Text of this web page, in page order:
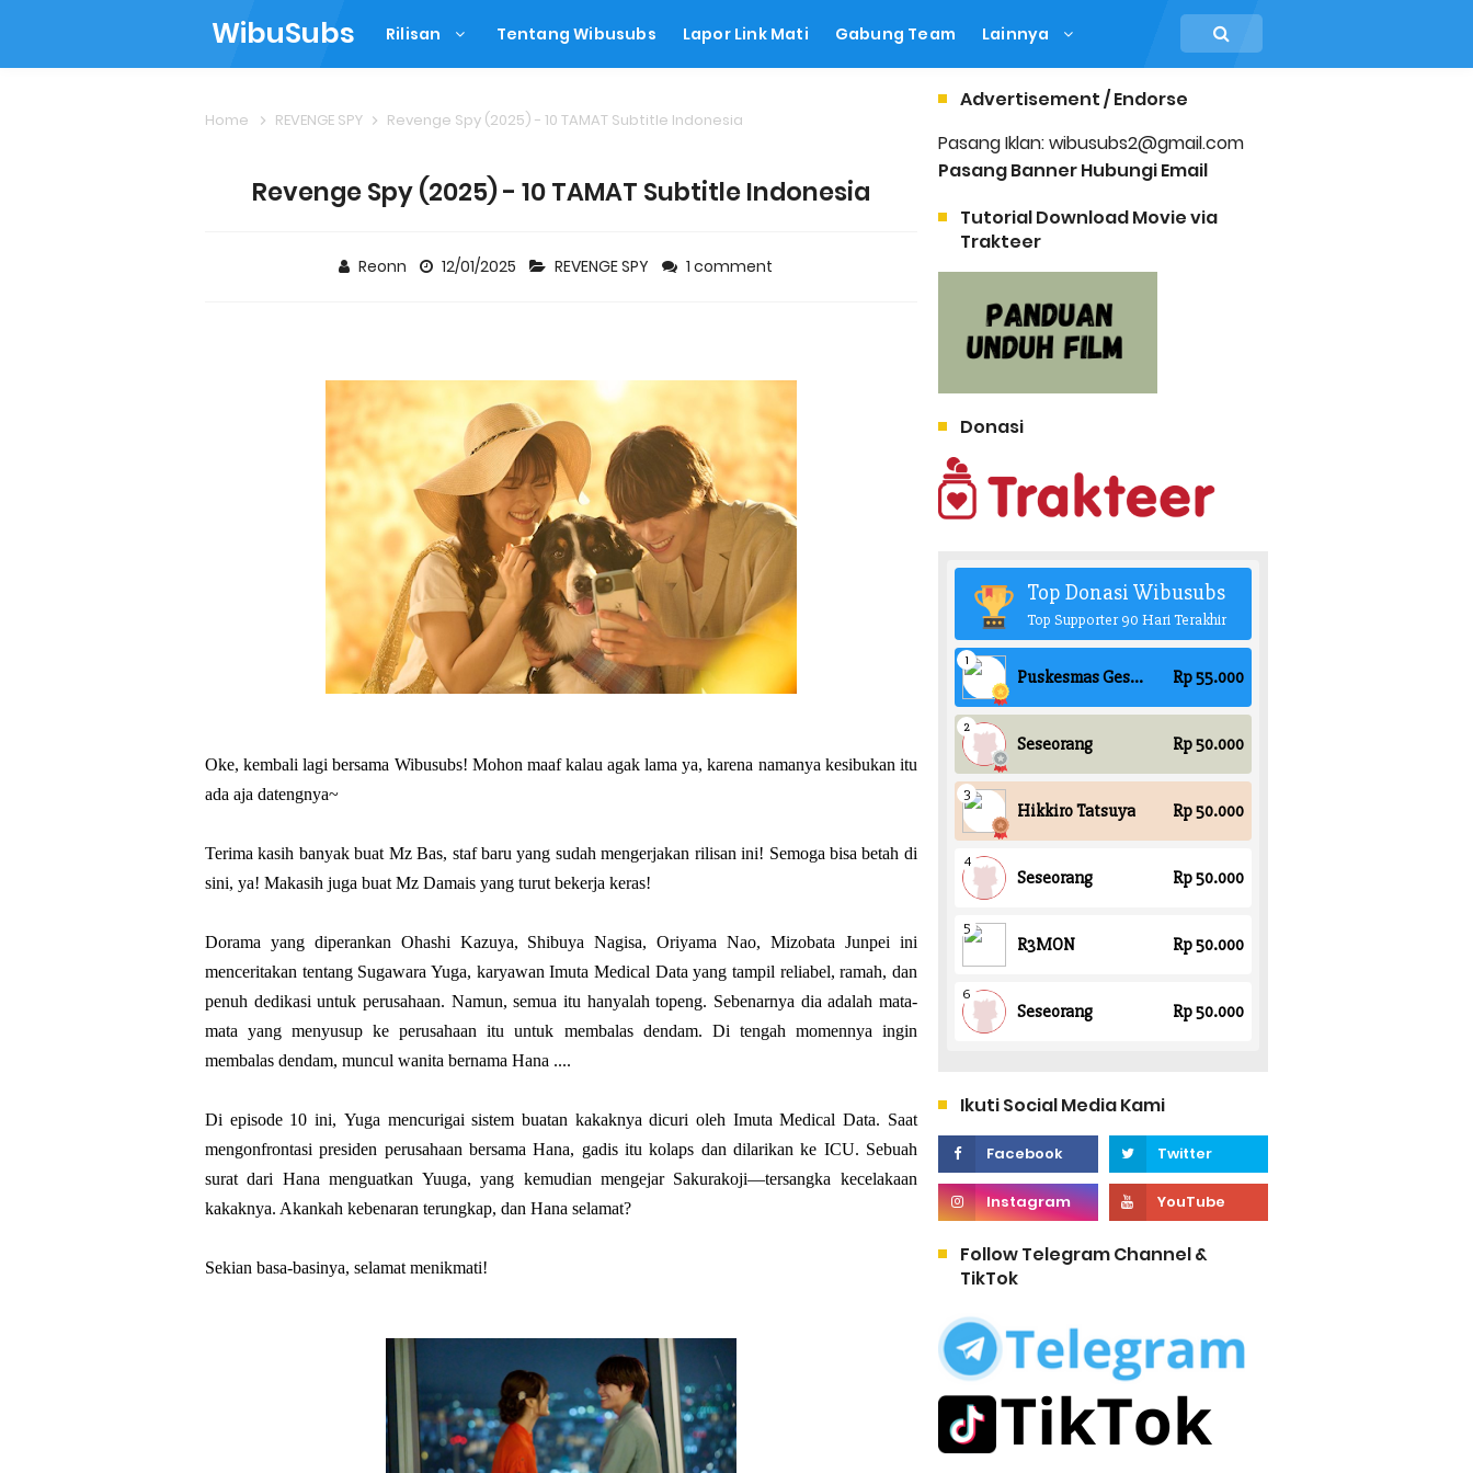
WibuSubs Rilisan Tentang Wibusubs Lapor Link Mati Gabung Team Lainnya
Home REVENGE SPY Revenge Spy (2025) - 10 TAMAT Subtitle Indonesia
Revenge Spy (2025) - 10 TAMAT Subtitle Indonesia
Reonn 12/01/2025 REVENGE SPY 1 comment
Oke, kembali lagi bersama Wibusubs! Mohon maaf kalau agak lama ya, karena namanya kesibukan itu
ada aja datengnya~
Terima kasih banyak buat Mz Bas, staf baru yang sudah mengerjakan rilisan ini! Semoga bisa betah di
sini, ya! Makasih juga buat Mz Damais yang turut bekerja keras!
Dorama yang diperankan Ohashi Kazuya, Shibuya Nagisa, Oriyama Nao, Mizobata Junpei ini
menceritakan tentang Sugawara Yuga, karyawan Imuta Medical Data yang tampil reliabel, ramah, dan
penuh dedikasi untuk perusahaan. Namun, semua itu hanyalah topeng. Sebenarnya dia adalah mata-
mata yang menyusup ke perusahaan itu untuk membalas dendam. Di tengah momennya ingin
membalas dendam, muncul wanita bernama Hana ....
Di episode 10 ini, Yuga mencurigai sistem buatan kakaknya dicuri oleh Imuta Medical Data. Saat
mengonfrontasi presiden perusahaan bersama Hana, gadis itu kolaps dan dilarikan ke ICU. Sebuah
surat dari Hana menguatkan Yuuga, yang kemudian mengejar Sakurakoji—tersangka kecelakaan
kakaknya. Akankah kebenaran terungkap, dan Hana selamat?
Sekian basa-basinya, selamat menikmati!
Advertisement / Endorse
Pasang Iklan: wibusubs2@gmail.com
Pasang Banner Hubungi Email
Tutorial Download Movie via
Trakteer
Donasi
Ikuti Social Media Kami
Follow Telegram Channel &
TikTok